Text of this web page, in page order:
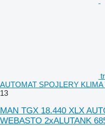
AUTOMAT SPOJLERY
13
MAN TGX 18.440 XLX
WEBASTO 2xALUTANK